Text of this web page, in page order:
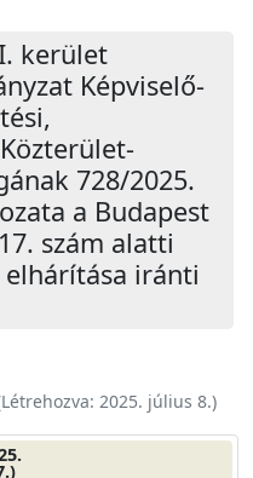
kerület
Képviselő-
728/2025.
a Budapest
szám alatti
elhárítása iránti
2025. július 8.)